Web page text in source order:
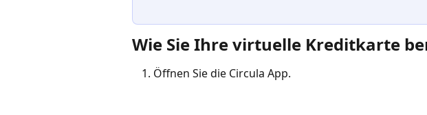
Wie Sie Ihre virtuelle Kreditkarte
Öffnen Sie die Circula App.